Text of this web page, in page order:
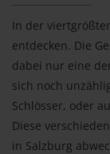
In der
entdecken. Die
dabei nur eine
sich noch
Schlösser, oder
Diese
in Salzburg